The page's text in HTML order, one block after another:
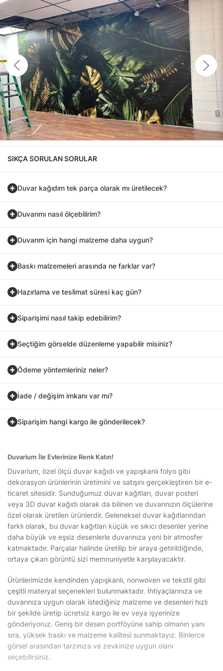
SIKÇA SORULAN SORULAR
Duvar kağıdım tek parça olarak mı üretilecek?
Duvarımı nasıl ölçebilirim?
Duvarım için hangi malzeme daha uygun?
Baskı malzemeleri arasında ne farklar var?
Hazırlama ve teslimat süresi kaç gün?
Siparişimi nasıl takip edebilirim?
Seçtiğim görselde düzenleme yapabilir misiniz?
Ödeme yöntemleriniz neler?
İade / değişim imkanı var mı?
Siparişim hangi kargo ile gönderilecek?
Duvarium İle Evlerinize Renk Katın!
Duvarium, özel ölçü duvar kağıdı ve yapışkanlı folyo gibi
dekorasyon ürünlerinin üretimini ve satışını gerçekleştiren bir e-
ticaret sitesidir. Sunduğumuz duvar kağıtları, duvar posteri
veya 3D duvar kağıdı olarak da bilinen ve duvarınızın ölçülerine
özel olarak üretilen ürünlerdir. Geleneksel duvar kağıtlarından
farklı olarak, bu duvar kağıtları küçük ve sıkıcı desenler yerine
daha büyük ve eşsiz desenlerle duvarınıza yeni bir atmosfer
katmaktadır. Parçalar halinde üretilip bir araya getirildiğinde,
ortaya çıkan görüntü sizi memnuniyetle karşılayacaktır.
Ürünlerimizde kendinden yapışkanlı, nonwoven ve tekstil gibi
çeşitli materyal seçenekleri bulunmaktadır. İhtiyaçlarınıza ve
duvarınıza uygun olarak istediğiniz malzeme ve desenleri hızlı
bir şekilde üretip ücretsiz kargo ile ev veya işyerinize
gönderiyoruz. Geniş bir desen portföyüne sahip olmanın yanı
sıra, yüksek baskı ve malzeme kalitesi sunmaktayız. Binlerce
görsel arasından tarzınıza ve zevkinize uygun olanı
seçebilirsiniz.